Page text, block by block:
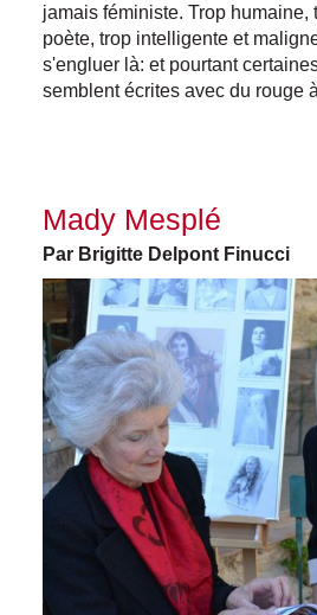
jamais féministe. Trop humaine,
poète, trop intelligente et
s'engluer là: et pourtant
semblent écrites avec du rouge
Mady Mesplé
Par Brigitte Delpont Finucci